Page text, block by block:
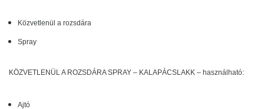
Közvetlenül a rozsdára
Spray
KÖZVETLENÜL A ROZSDÁRA SPRAY – KALAPÁCSLAKK – használható:
Ajtó